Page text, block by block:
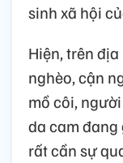
sinh xã hội
Hiện, trên
nghèo, cận
mồ côi,
da cam
rất cần sự